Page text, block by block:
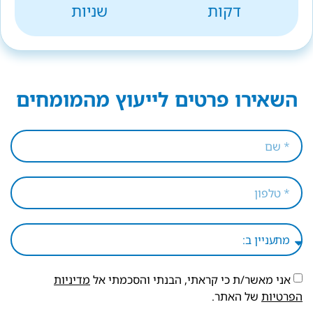
דקות
שניות
השאירו פרטים לייעוץ מהמומחים
אני מאשר/ת כי קראתי, הבנתי והסכמתי אל מדיניות
הפרטיות של האתר.